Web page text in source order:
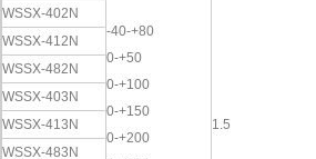
-40-+80
0-+50
0-+100
0-+150
0-+200
1.5
WSSX-402N
WSSX-412N
WSSX-482N
WSSX-403N
WSSX-413N
WSSX-483N